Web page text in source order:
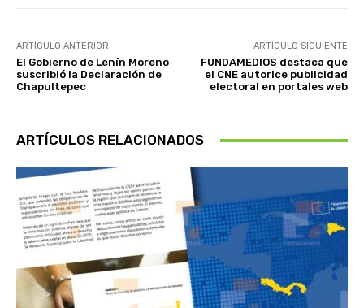
ARTÍCULO ANTERIOR
El Gobierno de Lenín Moreno
suscribió la Declaración de
Chapultepec
ARTÍCULO SIGUIENTE
FUNDAMEDIOS destaca que
el CNE autorice publicidad
electoral en portales web
ARTÍCULOS RELACIONADOS